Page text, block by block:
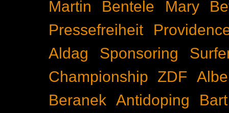
Martin Bentele
Mary
Pressefreiheit
Aldag
Sponsoring
Championship
ZDF
Beranek Antidoping